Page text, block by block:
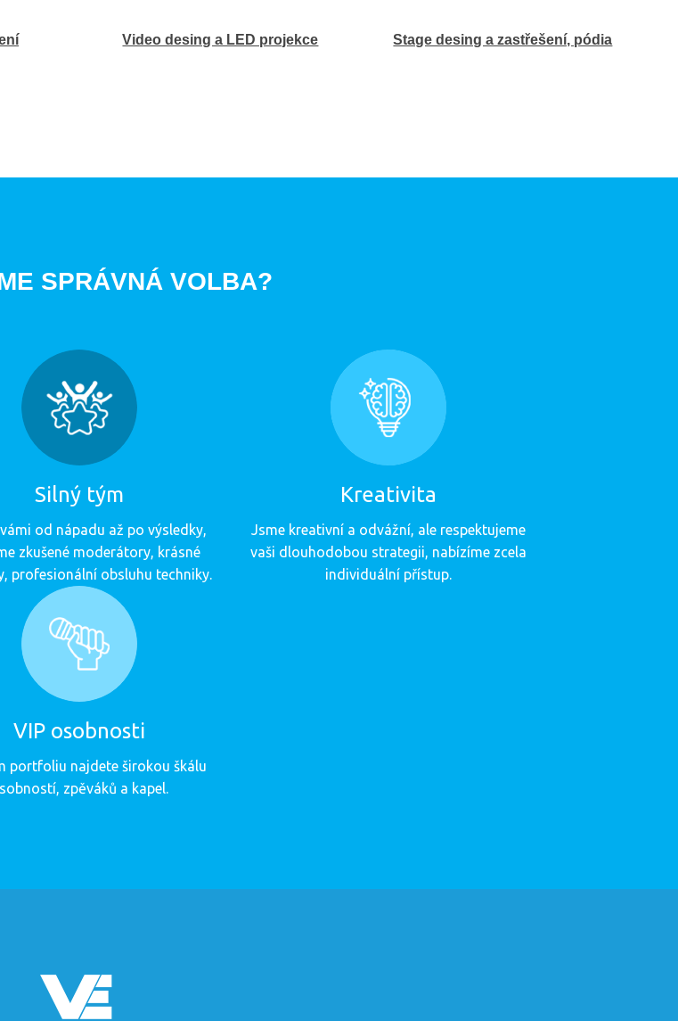
Video desing a LED projekce Stage desing a zastřešení, pódia
SPRÁVNÁ VOLBA?
Silný tým
od nápadu až po výsledky,
zkušené moderátory, krásné
profesionální obsluhu techniky.
Kreativita
Jsme kreativní a odvážní, ale respektujeme
vaši dlouhodobou strategii, nabízíme zcela
individuální přístup.
VIP osobnosti
portfoliu najdete širokou škálu
zpěváků a kapel.